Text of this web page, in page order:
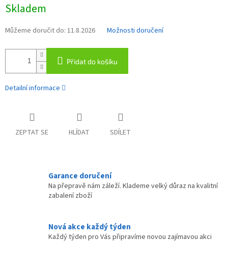
cena:
Skladem
Můžeme doručit do: 11.8.2026 Možnosti doručení
Přidat do košíku
Detailní informace
ZEPTAT SE HLÍDAT SDÍLET
Garance doručení
Na přepravě nám záleží. Klademe velký důraz na kvalitní
zabalení zboží
Nová akce každý týden
Každý týden pro Vás připravíme novou zajímavou akci